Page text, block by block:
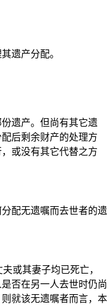
遗产分配。
遗产。但尚有其它遗
后剩余财产的处理方
或没有其它代替之方
配无遗嘱而去世者的遗
或其妻子均已死亡，
否在另一人去世时仍尚
就该无遗嘱者而言，本